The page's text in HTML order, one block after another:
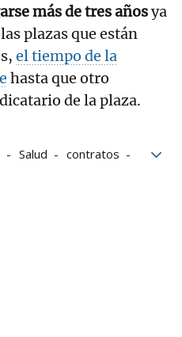
más de tres añosya
plazas que están
el tiempo de la
hasta que otro
de la plaza.
Salud
contratos